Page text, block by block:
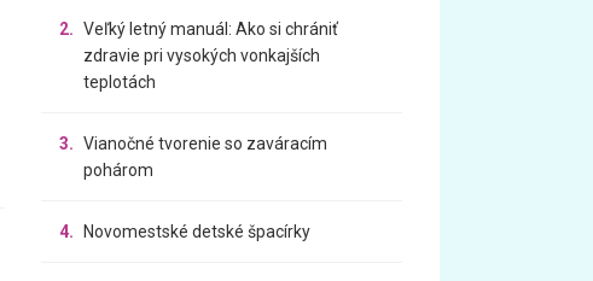
2. Veľký letný manuál: Ako si chrániť
zdravie pri vysokých vonkajších
teplotách
3. Vianočné tvorenie so zaváracím
pohárom
4. Novomestské detské špacírky